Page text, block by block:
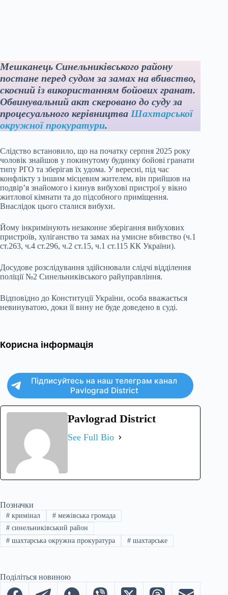
Мешканець Синельниківського району
постане перед судом за замах на вбивство,
скоєний із використанням бойових гранат.
Обвинувальний акт скеровано до суду за
процесуального керівництва Шахтарської
окружної прокуратури.
Слідство встановило, що на початку серпня 2025 року
чоловік знайшов у покинутому будинку бойові гранати
типу РГО та зберігав їх удома. У вересні, під час
конфлікту з іншим місцевим жителем, він прийшов на
подвір’я знайомого і кинув вибухові пристрої у вікно
житлової кімнати та до підсобного приміщення.
Внаслідок цього сталися вибухи.
Йому інкримінують незаконне зберігання вибухових
пристроїв, хуліганство та замах на умисне вбивство (ч.1
ст.263, ч.4 ст.296, ч.2 ст.15, ч.1 ст.115 КК України).
Досудове розслідування здійснювали слідчі відділення
поліції №2 Синельниківського райуправління.
Відповідно до Конституції України, особа вважається
невинуватою, доки її вину не буде доведено в суді.
Корисна інформація
Підписуйтесь на наш телеграм канал
Pavlograd District
Pavlograd District
See Full Bio
Позначки
#кримінал #межівська громада
#синельниківський район
#шахтарська окружна прокуратура #шахтарське
Поділіться новиною